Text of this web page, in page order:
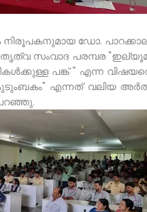
ഡോ.
സംവാദ പരമ്പര
പങ്ക് " എന്ന
എന്നത് വലിയ